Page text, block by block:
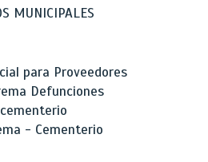
MUNICIPALES
para Proveedores
Defunciones
- Cementerio